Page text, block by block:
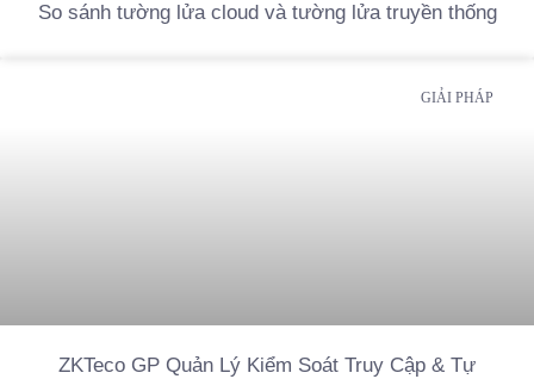
So sánh tường lửa cloud và tường lửa truyền thống
GIẢI PHÁP
ZKTeco GP Quản Lý Kiểm Soát Truy Cập & Tự